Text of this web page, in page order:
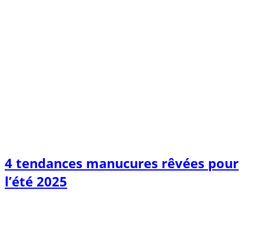
4 tendances manucures rêvées pour
l’été 2025